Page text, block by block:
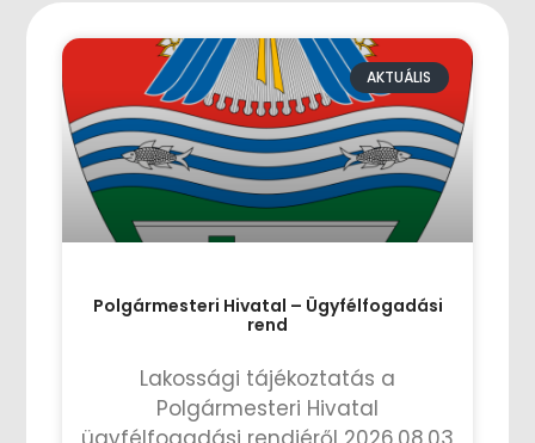
AKTUÁLIS
Polgármesteri Hivatal – Ügyfélfogadási
rend
Lakossági tájékoztatás a
Polgármesteri Hivatal